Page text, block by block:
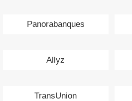
Panorabanques
Allyz
TransUnion